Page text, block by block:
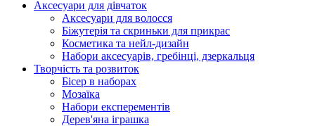
Аксесуари для дівчаток
Аксесуари для волосся
Біжутерія та скриньки для прикрас
Косметика та нейл-дизайн
Набори аксесуарів, гребінці, дзеркальця
Творчість та розвиток
Бісер в наборах
Мозаїка
Набори експерементів
Дерев'яна іграшка